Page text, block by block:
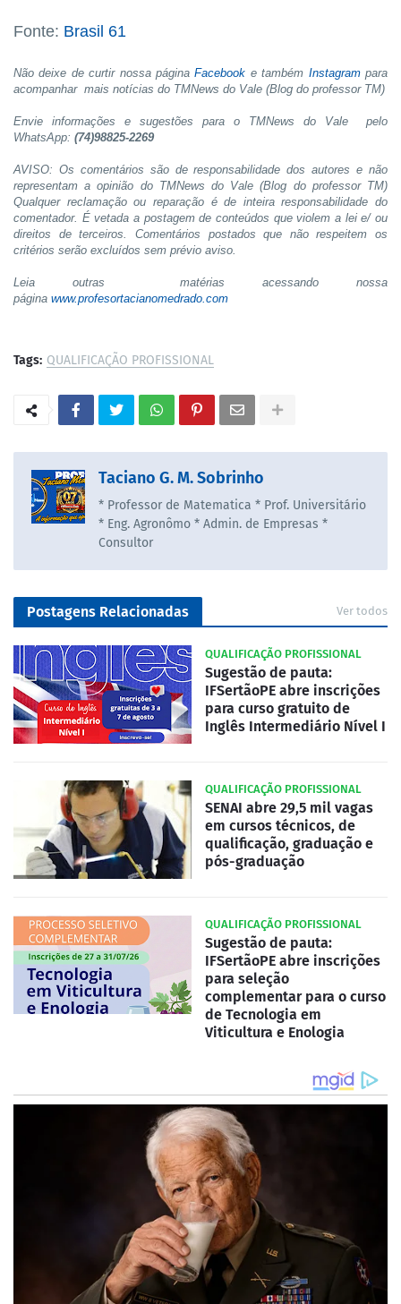
Fonte: Brasil 61
Não deixe de curtir nossa páginaFacebook e também Instagrampara
acompanhar mais notícias do TMNews do Vale (Blog do professor TM)
Envie informações e sugestões para o TMNews do Vale pelo
WhatsApp: (74)98825-2269
AVISO: Os comentários são de responsabilidade dos autores e não
representam a opinião do TMNews do Vale (Blog do professor TM)
Qualquer reclamação ou reparação é de inteira responsabilidade do
comentador. É vetada a postagem de conteúdos que violem a lei e/ ou
direitos de terceiros. Comentários postados que não respeitem os
critérios serão excluídos sem prévio aviso.
Leia outras matérias acessando nossa
página www.profesortacianomedrado.com
Tags: QUALIFICAÇÃO PROFISSIONAL
Taciano G. M. Sobrinho
* Professor de Matematica * Prof. Universitário
* Eng. Agronômo * Admin. de Empresas *
Consultor
Postagens Relacionadas Ver todos
QUALIFICAÇÃO PROFISSIONAL
Sugestão de pauta:
IFSertãoPE abre inscrições
para curso gratuito de
Inglês Intermediário Nível I
QUALIFICAÇÃO PROFISSIONAL
SENAI abre 29,5 mil vagas
em cursos técnicos, de
qualificação, graduação e
pós-graduação
QUALIFICAÇÃO PROFISSIONAL
Sugestão de pauta:
IFSertãoPE abre inscrições
para seleção
complementar para o curso
de Tecnologia em
Viticultura e Enologia